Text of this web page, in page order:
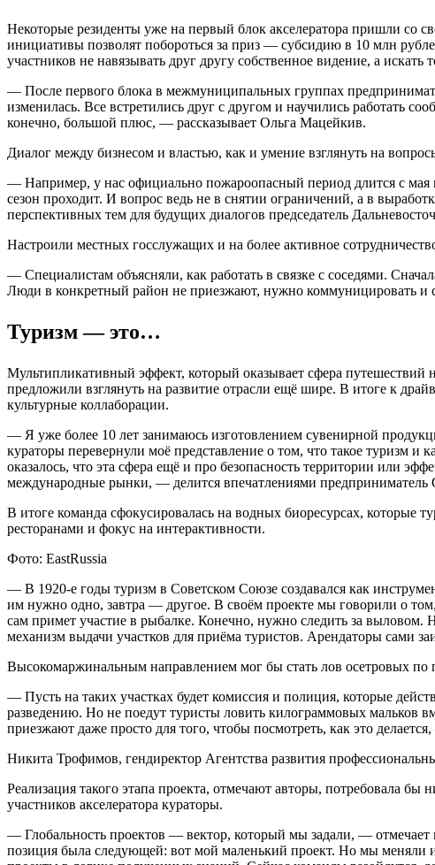
Некоторые резиденты уже на первый блок акселератора пришли со
инициативы позволят побороться за приз — субсидию в 10 млн
участников не навязывать друг другу собственное видение, а искать
— После первого блока в межмуниципальных группах
изменилась. Все встретились друг с другом и научились работать
конечно, большой плюс, — рассказывает Ольга Мацейкив.
Диалог между бизнесом и властью, как и умение взглянуть на
— Например, у нас официально пожароопасный период длится с мая
сезон проходит. И вопрос ведь не в снятии ограничений, а в
перспективных тем для будущих диалогов председатель
Настроили местных госслужащих и на более активное
— Специалистам объясняли, как работать в связке с соседями.
Люди в конкретный район не приезжают, нужно коммуницировать и
Туризм — это…
Мультипликативный эффект, который оказывает сфера путешествий
предложили взглянуть на развитие отрасли ещё шире. В итоге к
культурные коллаборации.
— Я уже более 10 лет занимаюсь изготовлением сувенирной
кураторы перевернули моё представление о том, что такое туризм
оказалось, что эта сфера ещё и про безопасность территории или
международные рынки, — делится впечатлениями предприниматель
В итоге команда сфокусировалась на водных биоресурсах, которые
ресторанами и фокус на интерактивности.
Фото: EastRussia
— В 1920-е годы туризм в Советском Союзе создавался как
им нужно одно, завтра — другое. В своём проекте мы говорили о
сам примет участие в рыбалке. Конечно, нужно следить за выловом.
механизм выдачи участков для приёма туристов. Арендаторы сами
Высокомаржинальным направлением мог бы стать лов осетровых
— Пусть на таких участках будет комиссия и полиция, которые
разведению. Но не поедут туристы ловить килограммовых мальков
приезжают даже просто для того, чтобы посмотреть, как это
Никита Трофимов, гендиректор Агентства развития
Реализация такого этапа проекта, отмечают авторы, потребовала
участников акселератора кураторы.
— Глобальность проектов — вектор, который мы задали, —
позиция была следующей: вот мой маленький проект. Но мы меняли